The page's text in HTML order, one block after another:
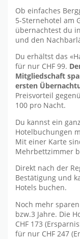
Ob einfaches
5-Sternehotel am
übernachtest du
und den
Du erhältst das
für nur CHF 99.
Mitgliedschaft
ersten
Preisvorteil
100 pro Nacht.
Du kannst ein
Hotelbuchungen
Mit einer Karte
Mehrbettzimmer
Direkt nach der
Bestätigung und
Hotels buchen.
Noch mehr
bzw.3 Jahre. Die
CHF 173
für nur CHF 247